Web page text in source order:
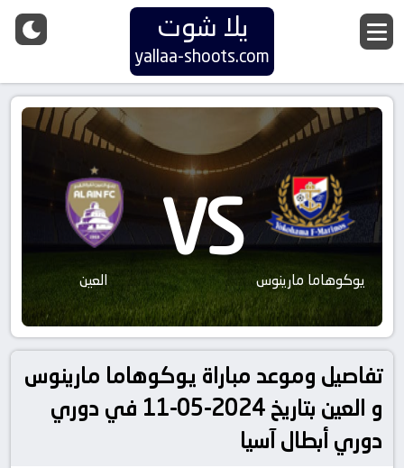
يلا شوت
yallaa-shoots.com
يوكوهاما مارينوس VS العين
تفاصيل وموعد مباراة يوكوهاما مارينوس
و العين بتاريخ 2024-05-11 في دوري
دوري أبطال آسيا